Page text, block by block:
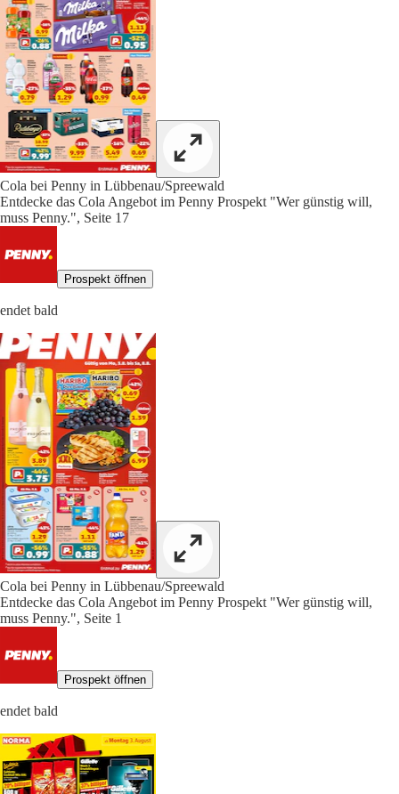
Cola bei Penny in Lübbenau/Spreewald
Entdecke das Cola Angebot im Penny Prospekt "Wer günstig will,
muss Penny.", Seite 17
Prospekt öffnen
endet bald
Cola bei Penny in Lübbenau/Spreewald
Entdecke das Cola Angebot im Penny Prospekt "Wer günstig will,
muss Penny.", Seite 1
Prospekt öffnen
endet bald